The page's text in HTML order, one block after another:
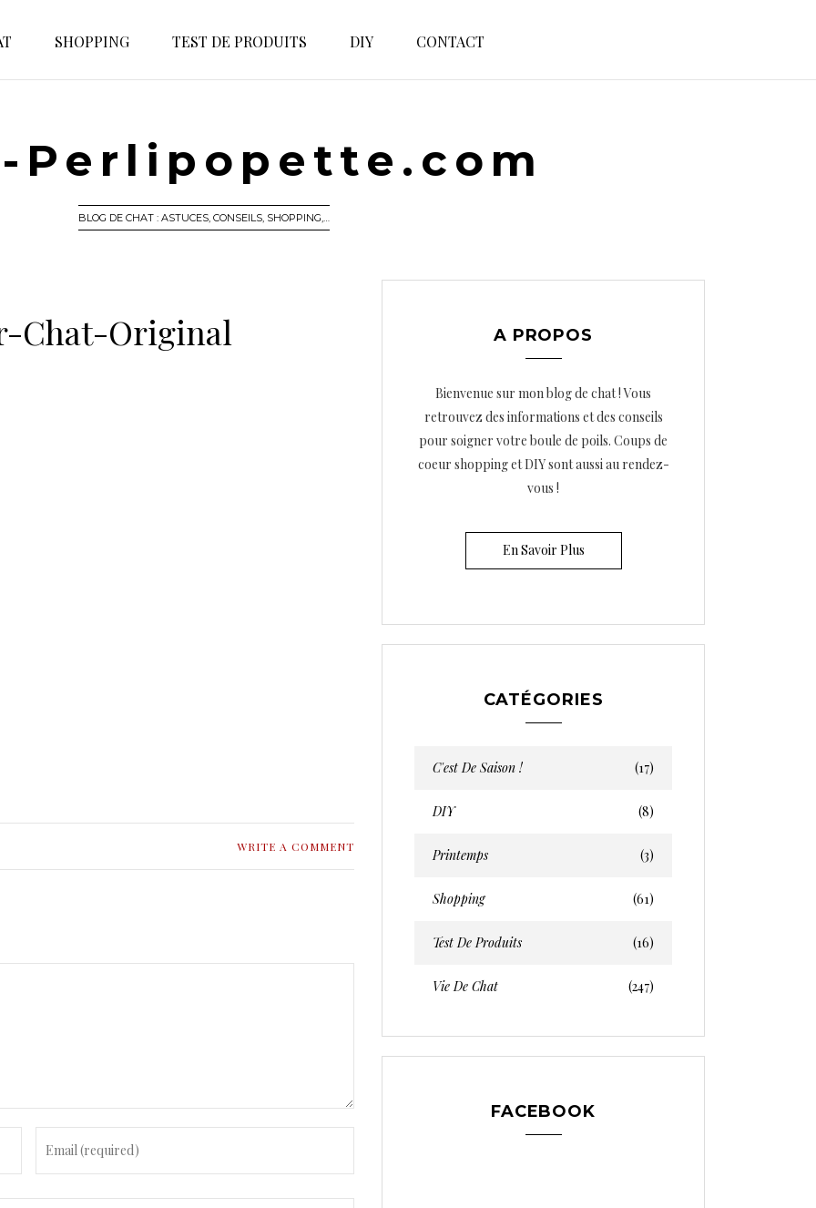
SHOPPING TEST DE PRODUITS DIY CONTACT
Perlipopette.com
BLOG DE CHAT : ASTUCES, CONSEILS, SHOPPING,…
Chat-Original
WRITE A COMMENT
A PROPOS
Bienvenue sur mon blog de chat ! Vous
retrouvez des informations et des conseils
pour soigner votre boule de poils. Coups de
coeur shopping et DIY sont aussi au rendez-
vous !
En Savoir Plus
CATÉGORIES
C'est De Saison ! (17)
DIY (8)
Printemps (3)
Shopping (61)
Test De Produits (16)
Vie De Chat (247)
FACEBOOK